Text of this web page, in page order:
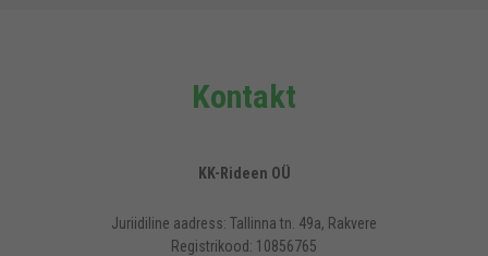
Kontakt
KK-Rideen OÜ
Juriidiline aadress: Tallinna tn. 49a, Rakvere
Registrikood: 10856765